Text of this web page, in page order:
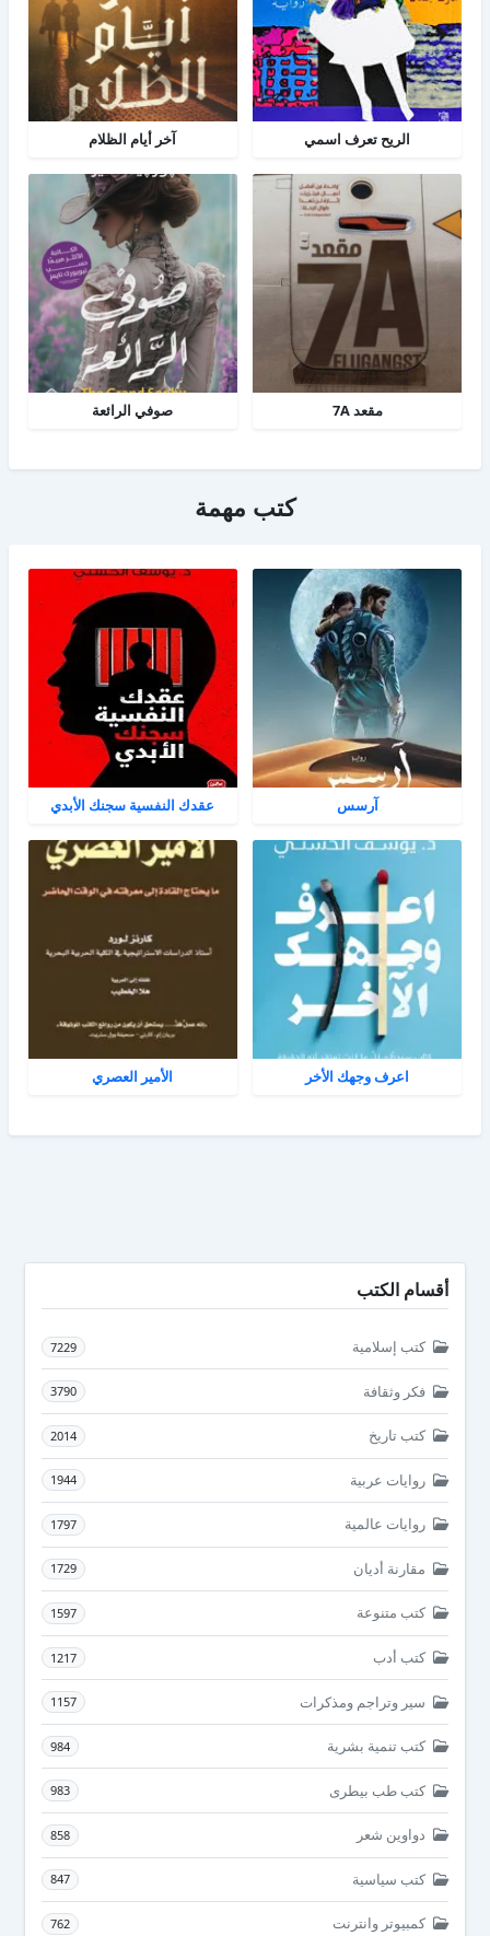
الريح تعرف اسمي آخر أيام الظلام
مقعد 7A صوفي الرائعة
كتب مهمة
آرسس عقدك النفسية سجنك الأبدي
اعرف وجهك الأخر الأمير العصري
أقسام الكتب
كتب إسلامية 7229
فكر وثقافة 3790
كتب تاريخ 2014
روايات عربية 1944
روايات عالمية 1797
مقارنة أديان 1729
كتب متنوعة 1597
كتب أدب 1217
سير وتراجم ومذكرات 1157
كتب تنمية بشرية 984
كتب طب بيطرى 983
دواوين شعر 858
كتب سياسية 847
كمبيوتر وانترنت 762